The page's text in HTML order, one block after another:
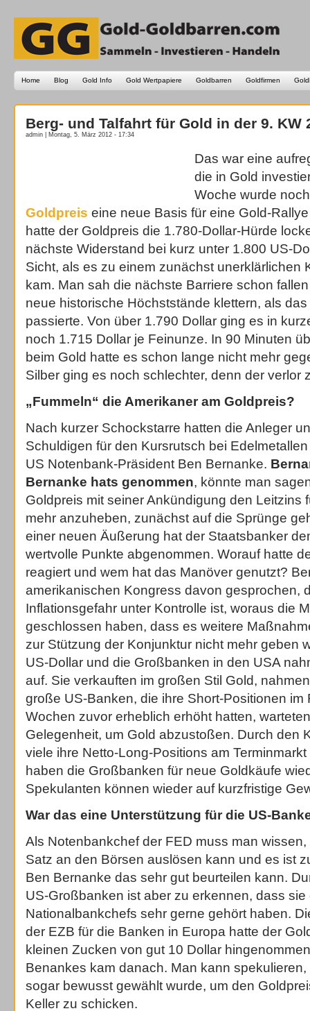
Home Blog Gold Info Gold Wertpapiere Goldbarren Goldfirmen
Berg- und Talfahrt für Gold in der 9. KW
admin | Montag, 5. März 2012 - 17:34
Das war eine
die in Gold
Woche wurde
Goldpreis eine neue Basis für eine Gold-
hatte der Goldpreis die 1.780-Dollar-Hürde
nächste Widerstand bei kurz unter 1.800 US-
Sicht, als es zu einem zunächst unerklärlichen
kam. Man sah die nächste Barriere schon
neue historische Höchststände klettern, als
passierte. Von über 1.790 Dollar ging es in
noch 1.715 Dollar je Feinunze. In 90 Minuten
beim Gold hatte es schon lange nicht mehr
Silber ging es noch schlechter, denn der verlor
„Fummeln“ die Amerikaner am Goldpreis?
Nach kurzer Schockstarre hatten die Anleger
Schuldigen für den Kursrutsch bei
US Notenbank-Präsident Ben Bernanke.
Bernanke hats genommen, könnte man
Goldpreis mit seiner Ankündigung den Leitzins
mehr anzuheben, zunächst auf die Sprünge
einer neuen Äußerung hat der Staatsbanker
wertvolle Punkte abgenommen. Worauf hatte
reagiert und wem hat das Manöver genutzt?
amerikanischen Kongress davon gesprochen,
Inflationsgefahr unter Kontrolle ist, woraus die
geschlossen haben, dass es weitere
zur Stützung der Konjunktur nicht mehr geben
US-Dollar und die Großbanken in den USA
auf. Sie verkauften im großen Stil Gold,
große US-Banken, die ihre Short-Positionen im
Wochen zuvor erheblich erhöht hatten,
Gelegenheit, um Gold abzustoßen. Durch den
viele ihre Netto-Long-Positions am
haben die Großbanken für neue Goldkäufe
Spekulanten können wieder auf kurzfristige
War das eine Unterstützung für die US-
Als Notenbankchef der FED muss man
Satz an den Börsen auslösen kann und es ist
Ben Bernanke das sehr gut beurteilen kann.
US-Großbanken ist aber zu erkennen, dass
Nationalbankchefs sehr gerne gehört haben.
der EZB für die Banken in Europa hatte der
kleinen Zucken von gut 10 Dollar
Benankes kam danach. Man kann
sogar bewusst gewählt wurde, um den
Keller zu schicken.